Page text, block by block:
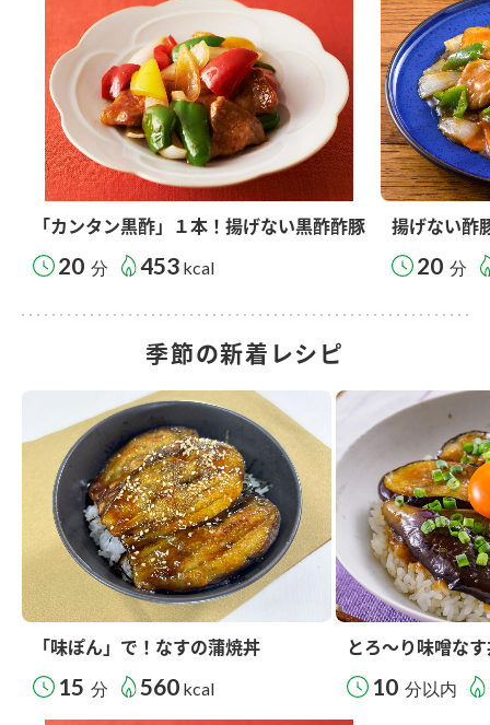
「カンタン黒酢」１本！揚げない黒酢酢豚
20 分 453 kcal
揚げない酢
20 分
季節の新着レシピ
「味ぽん」で！なすの蒲焼丼
15 分 560 kcal
とろ～り味噌な
10 分以内